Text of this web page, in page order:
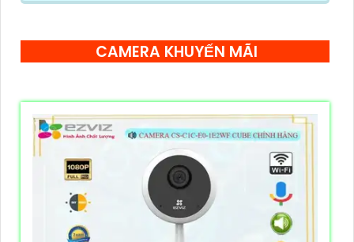
CAMERA KHUYẾN MÃI